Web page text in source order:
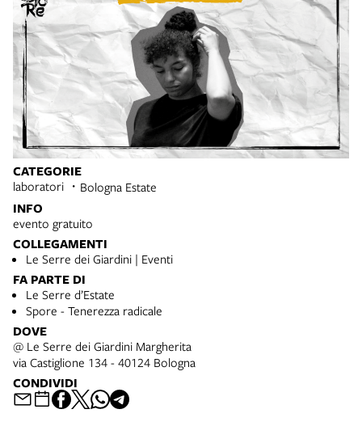
CATEGORIE
laboratori Bologna Estate
INFO
evento gratuito
COLLEGAMENTI
Le Serre dei Giardini | Eventi
FA PARTE DI
Le Serre d’Estate
Spore - Tenerezza radicale
DOVE
@ Le Serre dei Giardini Margherita
via Castiglione 134 - 40124 Bologna
CONDIVIDI